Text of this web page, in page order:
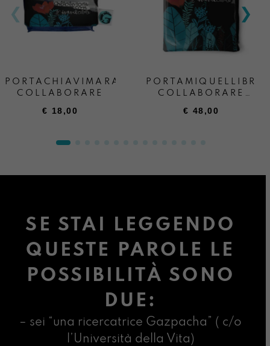
PORTACHIAVIMARA
COLLABORARE
€ 18,00
COLLABORARE
L’INEVITABILE
€ 48,00
SE STAI LEGGENDO
QUESTE PAROLE LE
POSSIBILITÀ SONO
DUE:
– sei “una ricercatrice Gazpacha” ( c/o
l’Università della Vita)